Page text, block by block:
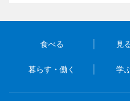
食べる 見
暮らす・働く 学